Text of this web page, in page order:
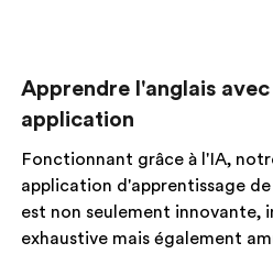
Apprendre l'anglais
application
Fonctionnant grâce à l'IA,
application d'apprentissage
est non seulement innovante,
exhaustive mais également